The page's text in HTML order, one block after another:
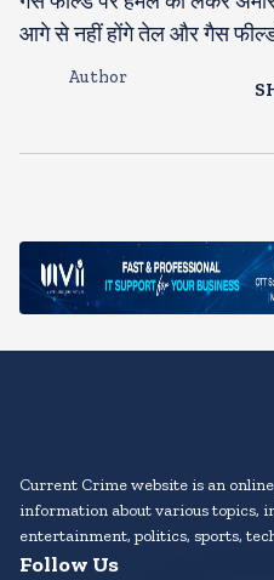
आगे से नहीं होंगे तेल और गैस
Author
Current Crime website is an
information about various topics,
entertainment, politics, sports,
Follow Us